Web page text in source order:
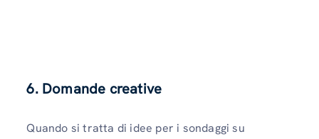
6. Domande creative
Quando si tratta di idee per i sondaggi su